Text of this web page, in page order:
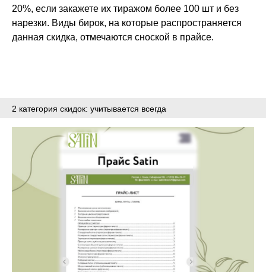
20%, если закажете их тиражом более 100 шт и без
нарезки. Виды бирок, на которые распространяется
данная скидка, отмечаются сноской в прайсе.
2 категория скидок: учитывается всегда